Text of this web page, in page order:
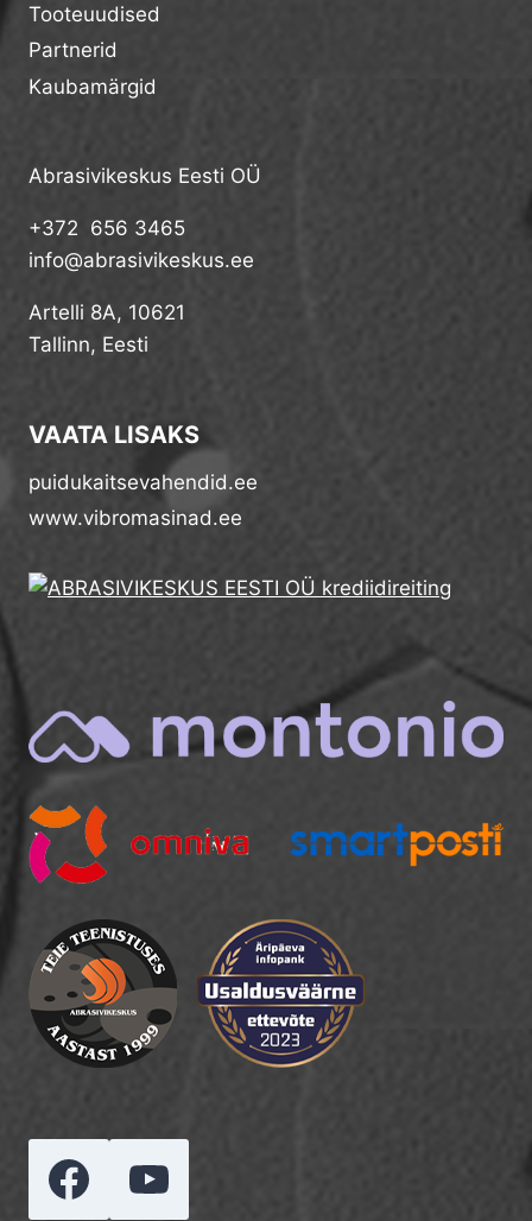
Tooteuudised
Partnerid
Kaubamärgid
Abrasivikeskus Eesti OÜ
+372 656 3465
info@abrasivikeskus.ee
Artelli 8A, 10621
Tallinn, Eesti
VAATA LISAKS
puidukaitsevahendid.ee
www.vibromasinad.ee